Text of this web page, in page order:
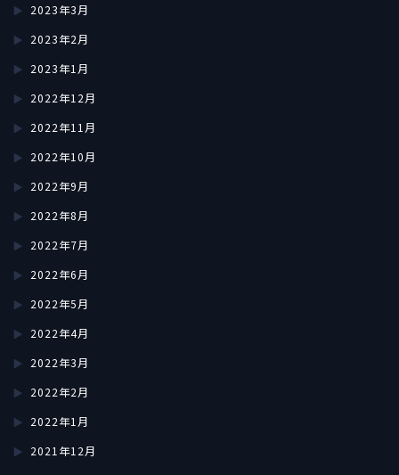
2023年3月
2023年2月
2023年1月
2022年12月
2022年11月
2022年10月
2022年9月
2022年8月
2022年7月
2022年6月
2022年5月
2022年4月
2022年3月
2022年2月
2022年1月
2021年12月